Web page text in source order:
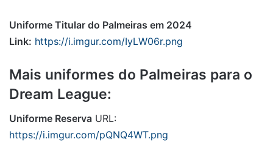
Uniforme Titular do Palmeiras em 2024
Link: https://i.imgur.com/IyLW06r.png
Mais uniformes do Palmeiras para o
Dream League:
Uniforme Reserva URL:
https://i.imgur.com/pQNQ4WT.png